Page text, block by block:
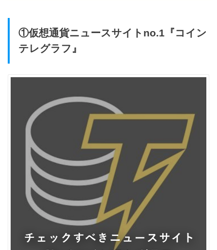
①仮想通貨ニュースサイトno.1『コイン
テレグラフ』